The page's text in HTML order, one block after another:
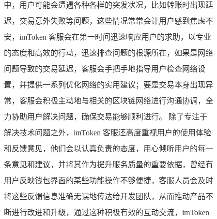
中，用户可能会遭遇各种各样的突发状况，比如转账时出现延
迟，交易意外失败等问题，这些情况常常会让用户感到焦虑不
安，imToken 客服会在第一时间迅速响应用户的求助，以专业
的态度和高效的行动，迅速排查问题的根源所在，如果是网络
问题导致的交易延迟，客服会手把手地指导用户检查网络设
置，并提供一系列优化网络的实用建议；要是交易本身出现异
常，客服会积极主动地与相关的区块链网络进行沟通协调，全
力协助用户解决问题，确保交易能够顺利进行。 除了专注于
解决技术问题之外，imToken 客服还高度重视用户的使用体验
和反馈意见，他们会以认真负责的态度，用心倾听用户的每一
条意见和建议，并将其作为提升服务质量的重要依据，曾经有
用户反映钱包界面的某些功能操作不够便捷，客服人员会及时
将这些反馈信息准确无误地传达给开发团队，从而推动产品不
断进行改进和升级，通过这种积极有效的互动交流，imToken